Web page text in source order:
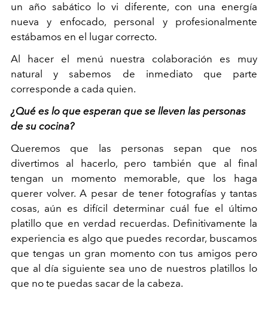
un año sabático lo vi diferente, con una energía
nueva y enfocado, personal y profesionalmente
estábamos en el lugar correcto.
Al hacer el menú nuestra colaboración es muy
natural y sabemos de inmediato que parte
corresponde a cada quien.
¿Qué es lo que esperan que se lleven las personas
de su cocina?
Queremos que las personas sepan que nos
divertimos al hacerlo, pero también que al final
tengan un momento memorable, que los haga
querer volver. A pesar de tener fotografías y tantas
cosas, aún es difícil determinar cuál fue el último
platillo que en verdad recuerdas. Definitivamente la
experiencia es algo que puedes recordar, buscamos
que tengas un gran momento con tus amigos pero
que al día siguiente sea uno de nuestros platillos lo
que no te puedas sacar de la cabeza.